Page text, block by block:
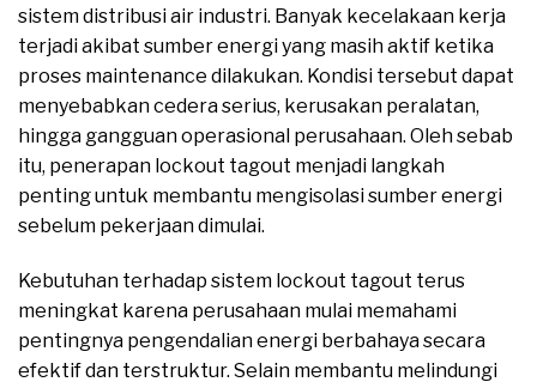
sistem distribusi air industri. Banyak kecelakaan kerja
terjadi akibat sumber energi yang masih aktif ketika
proses maintenance dilakukan. Kondisi tersebut dapat
menyebabkan cedera serius, kerusakan peralatan,
hingga gangguan operasional perusahaan. Oleh sebab
itu, penerapan lockout tagout menjadi langkah
penting untuk membantu mengisolasi sumber energi
sebelum pekerjaan dimulai.
Kebutuhan terhadap sistem lockout tagout terus
meningkat karena perusahaan mulai memahami
pentingnya pengendalian energi berbahaya secara
efektif dan terstruktur. Selain membantu melindungi